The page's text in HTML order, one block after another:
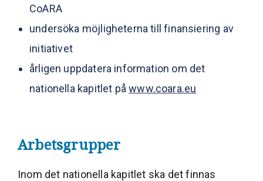
CoARA
undersöka möjligheterna till finansiering av
initiativet
årligen uppdatera information om det
nationella kapitlet påwww.coara.eu
Arbetsgrupper
Inom det nationella kapitlet ska det finnas